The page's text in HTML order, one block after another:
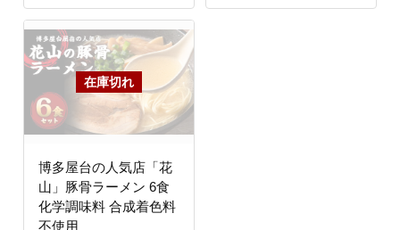
博多屋台の人気店「花
山」豚骨ラーメン 6食
化学調味料 合成着色料
不使用